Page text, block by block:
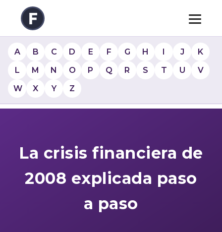
A B C D E F G H I J
K
L
M N O P Q R S T U
V
W
X Y Z
La crisis financiera de
2008 explicada paso
a paso